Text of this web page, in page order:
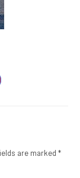
are marked *